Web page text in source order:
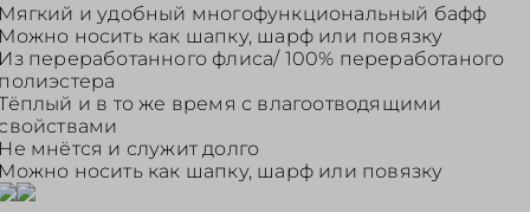
и удобный многофункциональный бафф
носить как шапку, шарф или повязку
переработанного флиса/ 100% переработаного
и в то же время с влагоотводящими
мнётся и служит долго
носить как шапку, шарф или повязку